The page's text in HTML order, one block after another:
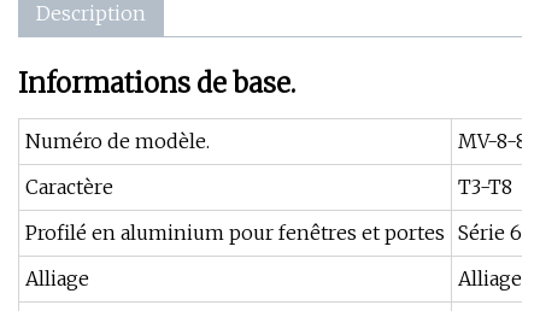
Description
Informations de base.
Numéro de modèle.
MV-8-
Caractère
T3-T8
Profilé en aluminium pour fenêtres et portes Série 60
Alliage
Alliage